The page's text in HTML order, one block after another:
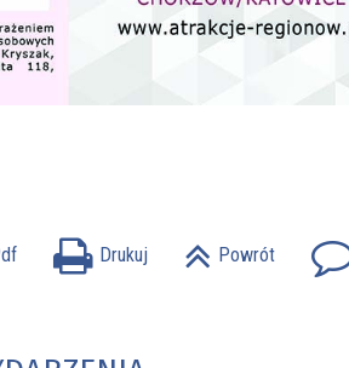
Drukuj Powrót